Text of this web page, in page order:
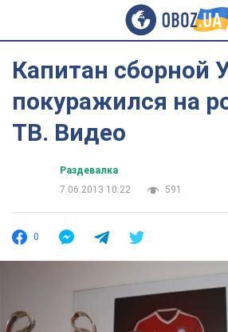
Капитан сборной
покуражился на
ТВ. Видео
Раздевалка
7.06.2013 10:22
591
0